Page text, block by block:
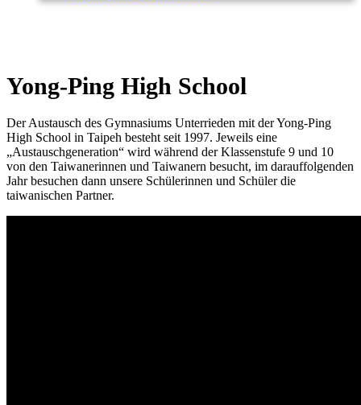
Yong-Ping High School
Der Austausch des Gymnasiums Unterrieden mit der Yong-Ping
High School in Taipeh besteht seit 1997. Jeweils eine
„Austauschgeneration“ wird während der Klassenstufe 9 und 10
von den Taiwanerinnen und Taiwanern besucht, im darauffolgenden
Jahr besuchen dann unsere Schülerinnen und Schüler die
taiwanischen Partner.